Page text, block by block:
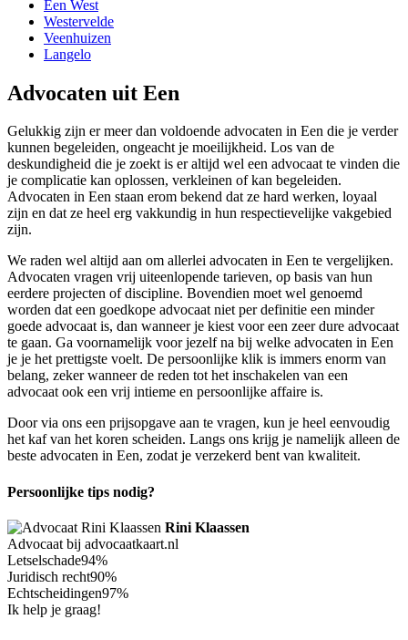
Een West
Westervelde
Veenhuizen
Langelo
Advocaten uit Een
Gelukkig zijn er meer dan voldoende advocaten in Een die je verder
kunnen begeleiden, ongeacht je moeilijkheid. Los van de
deskundigheid die je zoekt is er altijd wel een advocaat te vinden die
je complicatie kan oplossen, verkleinen of kan begeleiden.
Advocaten in Een staan erom bekend dat ze hard werken, loyaal
zijn en dat ze heel erg vakkundig in hun respectievelijke vakgebied
zijn.
We raden wel altijd aan om allerlei advocaten in Een te vergelijken.
Advocaten vragen vrij uiteenlopende tarieven, op basis van hun
eerdere projecten of discipline. Bovendien moet wel genoemd
worden dat een goedkope advocaat niet per definitie een minder
goede advocaat is, dan wanneer je kiest voor een zeer dure advocaat
te gaan. Ga voornamelijk voor jezelf na bij welke advocaten in Een
je je het prettigste voelt. De persoonlijke klik is immers enorm van
belang, zeker wanneer de reden tot het inschakelen van een
advocaat ook een vrij intieme en persoonlijke affaire is.
Door via ons een prijsopgave aan te vragen, kun je heel eenvoudig
het kaf van het koren scheiden. Langs ons krijg je namelijk alleen de
beste advocaten in Een, zodat je verzekerd bent van kwaliteit.
Persoonlijke tips nodig?
Rini Klaassen
Advocaat bij advocaatkaart.nl
Letselschade94%
Juridisch recht90%
Echtscheidingen97%
Ik help je graag!